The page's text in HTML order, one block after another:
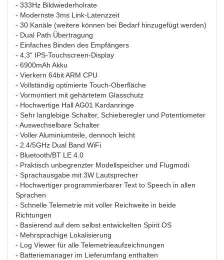
- 333Hz Bildwiederholrate
- Modernste 3ms Link-Latenzzeit
- 30 Kanäle (weitere können bei Bedarf hinzugefügt werden)
- Dual Path Übertragung
- Einfaches Binden des Empfängers
- 4,3“ IPS-Touchscreen-Display
- 6900mAh Akku
- Vierkern 64bit ARM CPU
- Vollständig optimierte Touch-Oberfläche
- Vormontiert mit gehärtetem Glasschutz
- Hochwertige Hall AG01 Kardanringe
- Sehr langlebige Schalter, Schieberegler und Potentiometer
- Auswechselbare Schalter
- Voller Aluminiumteile, dennoch leicht
- 2.4/5GHz Dual Band WiFi
- Bluetooth/BT LE 4.0
- Praktisch unbegrenzter Modellspeicher und Flugmodi
- Sprachausgabe mit 3W Lautsprecher
- Hochwertiger programmierbarer Text to Speech in allen
Sprachen
- Schnelle Telemetrie mit voller Reichweite in beide
Richtungen
- Basierend auf dem selbst entwickelten Spirit OS
- Mehrsprachige Lokalisierung
- Log Viewer für alle Telemetrieaufzeichnungen
- Batteriemanager im Lieferumfang enthalten